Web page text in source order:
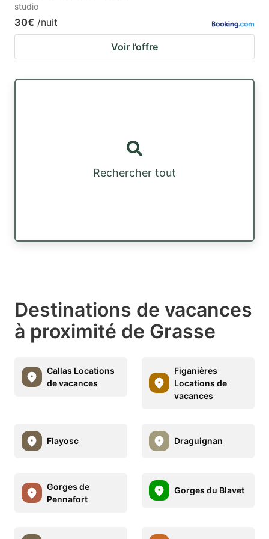
studio
30€ /nuit
Voir l’offre
Rechercher tout
Destinations de vacances
à proximité de Grasse
Callas Locations
de vacances
Figanières
Locations de
vacances
Flayosc Draguignan
Gorges de
Pennafort
Gorges du Blavet